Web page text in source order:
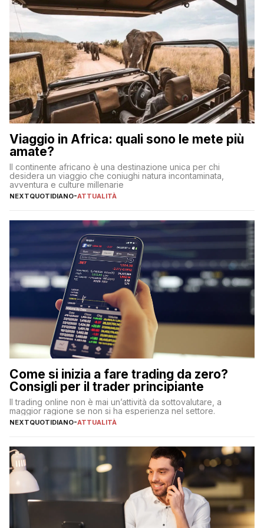
Viaggio in Africa: quali sono le mete più
amate?
Il continente africano è una destinazione unica per chi
desidera un viaggio che coniughi natura incontaminata,
avventura e culture millenarie
NEXTQUOTIDIANO-ATTUALITÀ
Come si inizia a fare trading da zero?
Consigli per il trader principiante
Il trading online non è mai un’attività da sottovalutare, a
maggior ragione se non si ha esperienza nel settore.
NEXTQUOTIDIANO-ATTUALITÀ